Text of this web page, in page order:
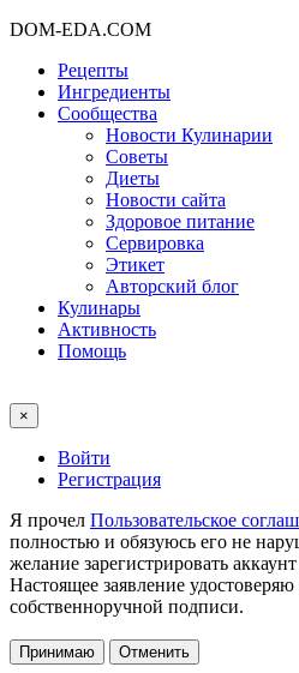
DOM-EDA.COM
Рецепты
Ингредиенты
Сообщества
Новости Кулинарии
Советы
Диеты
Новости сайта
Здоровое питание
Сервировка
Этикет
Авторский блог
Кулинары
Активность
Помощь
×
Войти
Регистрация
Я прочел Пользовательское
полностью и обязуюсь его не
желание зарегистрировать
Настоящее заявление
собственноручной подписи.
Принимаю Отменить